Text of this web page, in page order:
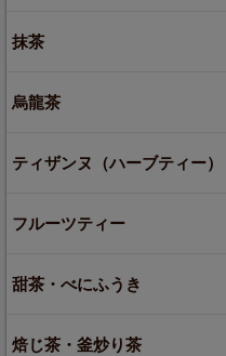
抹茶
烏龍茶
ティザンヌ（ハーブティー）
フルーツティー
甜茶・べにふうき
焙じ茶・釜炒り茶